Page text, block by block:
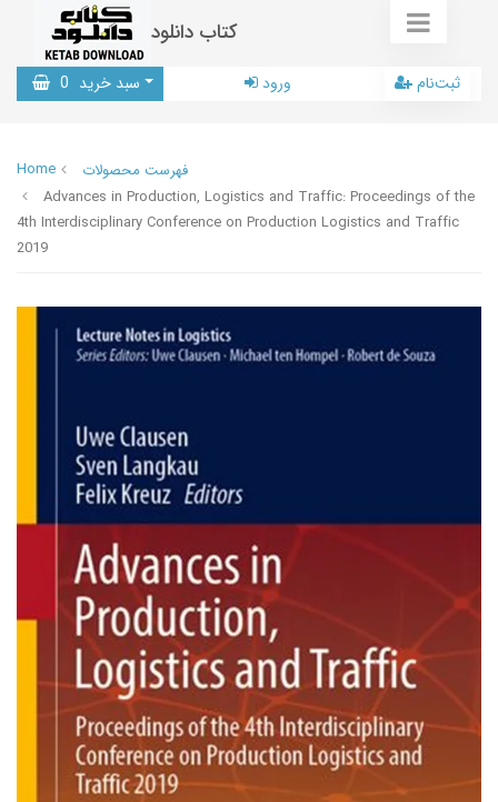
کتاب دانلود
سبد خرید 0 ورود ثبت‌نام
Home
فهرست محصولات
Advances in Production, Logistics and Traffic: Proceedings of the
4th Interdisciplinary Conference on Production Logistics and Traffic
2019